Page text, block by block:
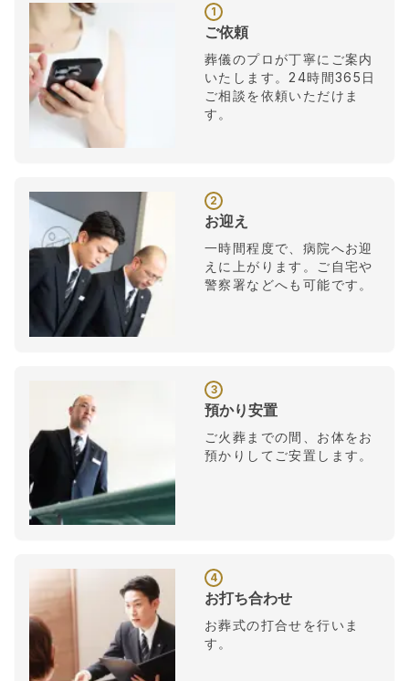
1
ご依頼
葬儀のプロが丁寧にご案内
いたします。24時間365日
ご相談を依頼いただけま
す。
2
お迎え
一時間程度で、病院へお迎
えに上がります。ご自宅や
警察署などへも可能です。
3
預かり安置
ご火葬までの間、お体をお
預かりしてご安置します。
4
お打ち合わせ
お葬式の打合せを行いま
す。